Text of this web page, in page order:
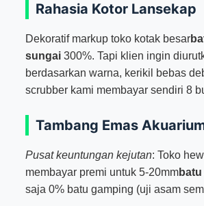
Rahasia Kotor Lansekap
Dekoratif markup toko kotak besar
sungai300%. Tapi klien ingin
berdasarkan warna, kerikil bebas
scrubber kami membayar sendiri 8
Tambang Emas
Pusat keuntungan kejutan: Toko
membayar premi untuk 5-20mmbatu
saja 0% batu gamping (uji asam